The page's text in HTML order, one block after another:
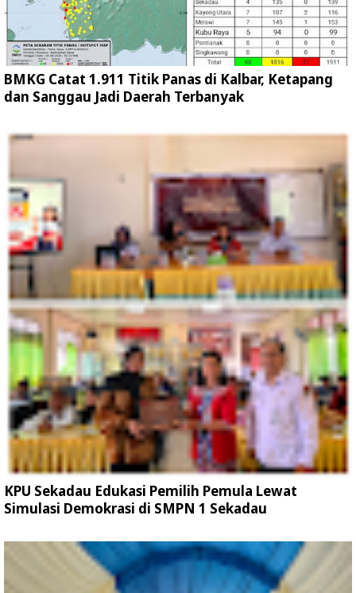
BMKG Catat 1.911 Titik Panas di Kalbar, Ketapang
dan Sanggau Jadi Daerah Terbanyak
KPU Sekadau Edukasi Pemilih Pemula Lewat
Simulasi Demokrasi di SMPN 1 Sekadau